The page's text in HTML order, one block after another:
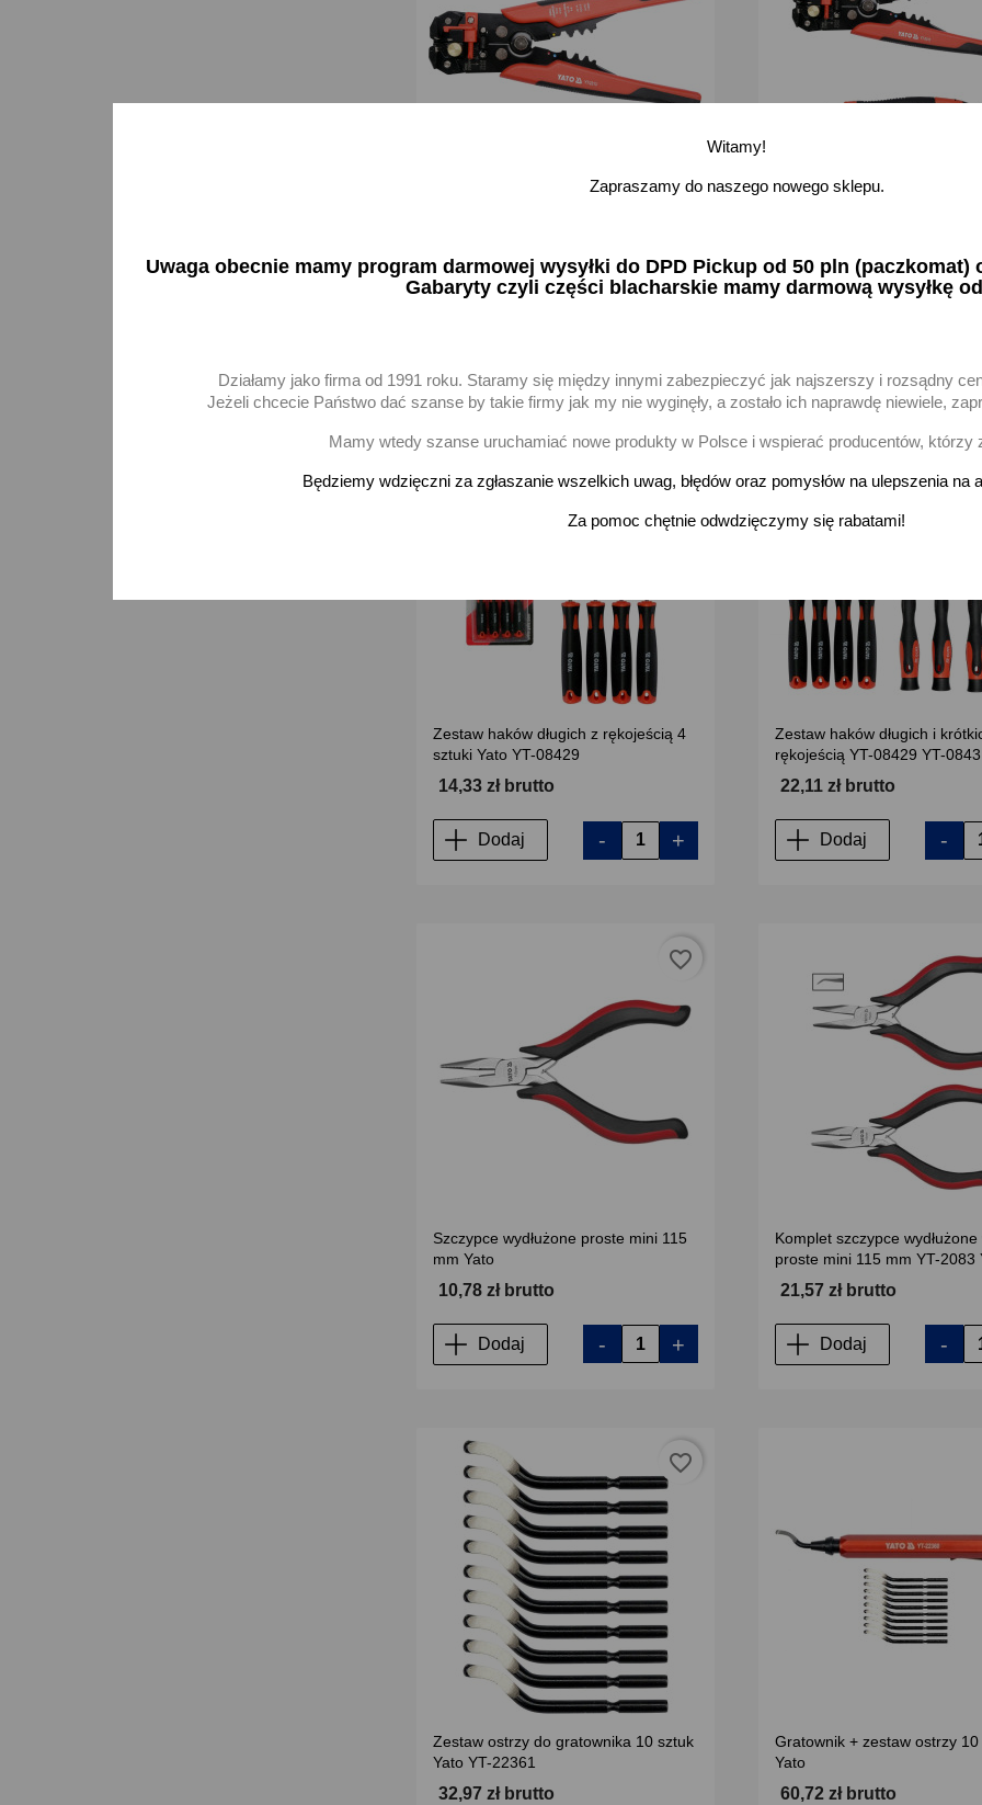
28,85 zł brutto 33,46 zł brutto
Zestaw haków długich z rękojeścią 4
sztuki Yato YT-08429
14,33 zł brutto
Dodaj - +
favorite_border
Zestaw haków długich i
rękojeścią YT-08429 YT-0843
22,11 zł brutto
Dodaj -
Szczypce wydłużone proste mini 115
mm Yato
10,78 zł brutto
Dodaj - +
favorite_border
Komplet szczypce wydłużone
proste mini 115 mm YT-2083
21,57 zł brutto
Dodaj -
Zestaw ostrzy do gratownika 10 sztuk
Yato YT-22361
32,97 zł brutto
favorite_border
Gratownik + zestaw ostrzy
Yato
60,72 zł brutto
Witamy!
Zapraszamy do naszego nowego sklepu.
Uwaga obecnie mamy program darmowej wysyłki do DPD Pickup od 50 pln
Gabaryty czyli części blacharskie mamy darmową wysyłkę
Działamy jako firma od 1991 roku. Staramy się między innymi zabezpieczyć jak najszerszy i rozsądny
Jeżeli chcecie Państwo dać szanse by takie firmy jak my nie wyginęły, a zostało ich naprawdę niewiele,
Mamy wtedy szanse uruchamiać nowe produkty w Polsce i wspierać producentów, którzy
Będziemy wdzięczni za zgłaszanie wszelkich uwag, błędów oraz pomysłów na ulepszenia na
Za pomoc chętnie odwdzięczymy się rabatami!